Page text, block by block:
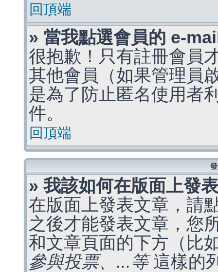
回頂端
» 當我點選會員的 e-
很抱歉！只有註冊會員
其他會員（如果管理員
是為了防止匿名使用者
件。
回頂端
» 我該如何在版面上發
在版面上發表文章，請
之後才能發表文章，您
和文章頁面的下方（比
參與投票、...等這樣的